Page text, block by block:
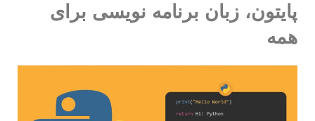
پایتون، زبان برنامه نویسی برای
همه